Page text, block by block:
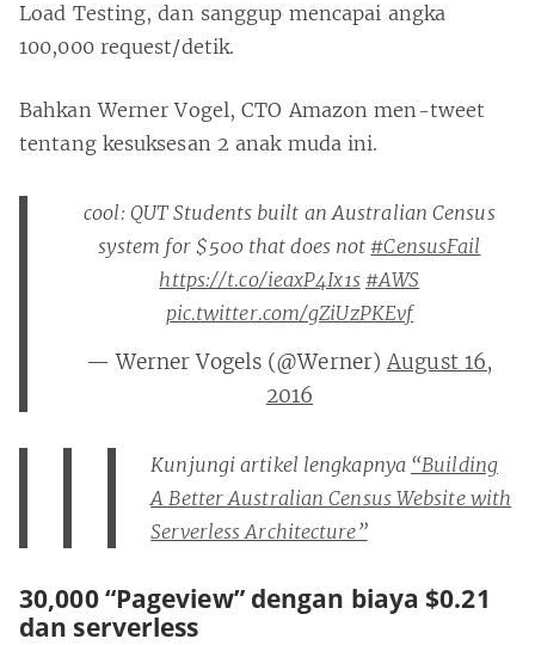
Load Testing, dan sanggup mencapai angka
100,000 request/detik.
Bahkan Werner Vogel, CTO Amazon men-tweet
tentang kesuksesan 2 anak muda ini.
cool: QUT Students built an Australian Census
system for $500 that does not #CensusFail
https://t.co/ieaxP4Ix1s #AWS
pic.twitter.com/gZiUzPKEvf
— Werner Vogels (@Werner)August 16,
2016
Kunjungi artikel lengkapnya “Building
A Better Australian Census Website with
Serverless Architecture”
30,000 “Pageview” dengan biaya $0.21
dan serverless